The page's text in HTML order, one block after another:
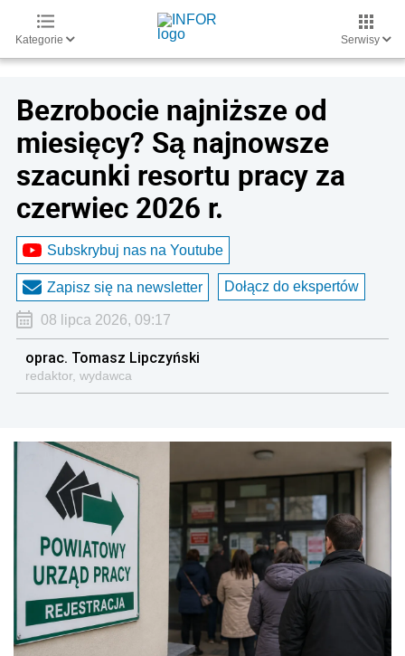
Kategorie Serwisy
Bezrobocie najniższe od
miesięcy? Są najnowsze
szacunki resortu pracy za
czerwiec 2026 r.
Subskrybuj nas na Youtube
Zapisz się na newsletter Dołącz do ekspertów
08 lipca 2026, 09:17
oprac. Tomasz Lipczyński
redaktor, wydawca